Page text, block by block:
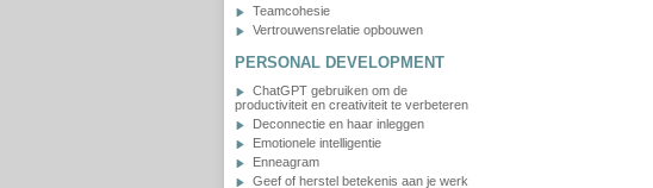
Teamcohesie
Vertrouwensrelatie opbouwen
PERSONAL DEVELOPMENT
ChatGPT gebruiken om de
productiviteit en creativiteit te verbeteren
Deconnectie en haar inleggen
Emotionele intelligentie
Enneagram
Geef of herstel betekenis aan je werk